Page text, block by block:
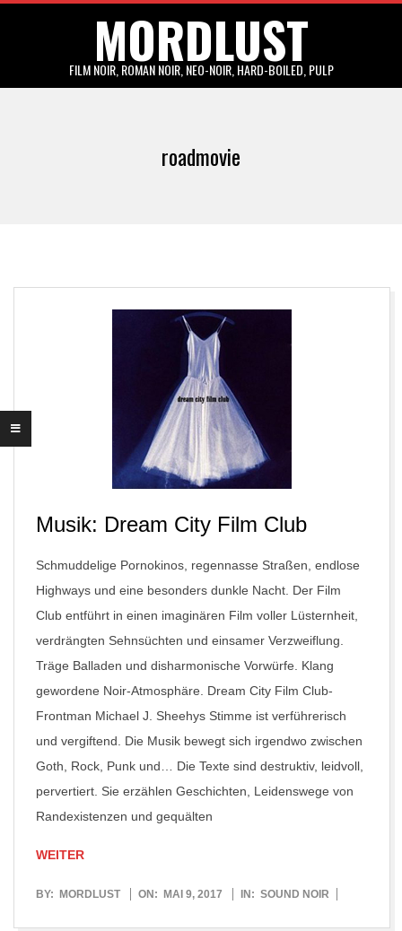
MORDLUST
FILM NOIR, ROMAN NOIR, NEO-NOIR, HARD-BOILED, PULP
roadmovie
Musik: Dream City Film Club
Schmuddelige Pornokinos, regennasse Straßen, endlose
Highways und eine besonders dunkle Nacht. Der Film
Club entführt in einen imaginären Film voller Lüsternheit,
verdrängten Sehnsüchten und einsamer Verzweiflung.
Träge Balladen und disharmonische Vorwürfe. Klang
gewordene Noir-Atmosphäre. Dream City Film Club-
Frontman Michael J. Sheehys Stimme ist verführerisch
und vergiftend. Die Musik bewegt sich irgendwo zwischen
Goth, Rock, Punk und… Die Texte sind destruktiv, leidvoll,
pervertiert. Sie erzählen Geschichten, Leidenswege von
Randexistenzen und gequälten
WEITER
2017-
BY: MORDLUST ON: MAI 9, 2017 IN: SOUND NOIR